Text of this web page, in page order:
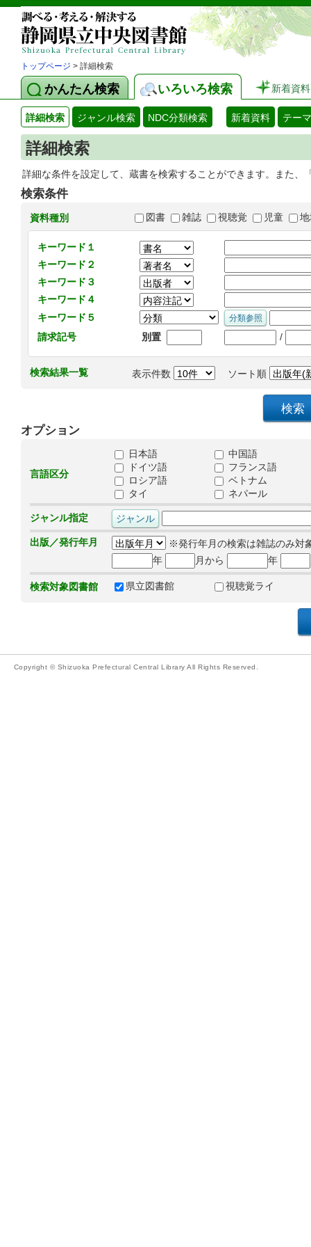
トップページ > 詳細検索
かんたん検索 いろいろ検索 新着資料
詳細検索 ジャンル検索 NDC分類検索 新着資料 テー
詳細検索
詳細な条件を設定して、蔵書を検索することができます。また
検索条件
資料種別 図書 雑誌 視聴覚 児童
キーワード１
キーワード２
キーワード３
キーワード４
キーワード５
請求記号
別置 /
検索結果一覧 表示件数 ソート順
オプション
言語区分
日本語
中国語
ドイツ語
フランス語
ロシア語
ベトナム
タイ
ネパール
ジャンル指定
出版／発行年月
※発行年月の検索は雑誌のみ対
年
月から 年
検索対象図書館 県立図書館 視聴覚ライ
Copyright © Shizuoka Prefectural Central Library All Rights Reserved.